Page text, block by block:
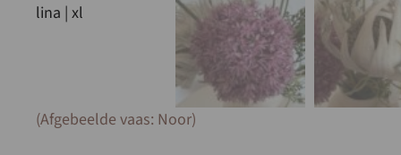
(Afgebeelde vaas: Noor)